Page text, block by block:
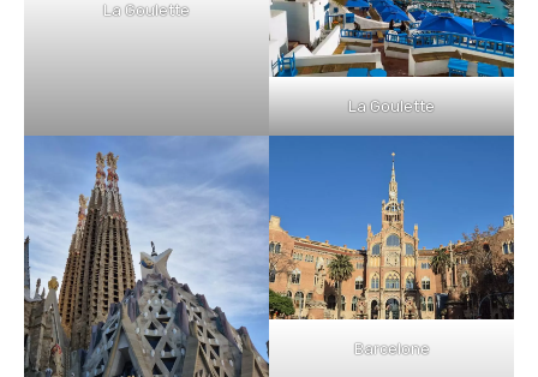
La Goulette
La Goulette
Barcelone